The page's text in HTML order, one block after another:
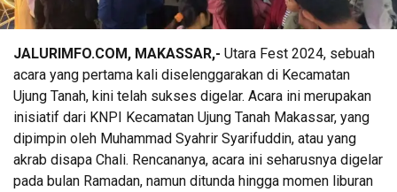
JALURIMFO.COM, MAKASSAR,- Utara Fest 2024, sebuah
acara yang pertama kali diselenggarakan di Kecamatan
Ujung Tanah, kini telah sukses digelar. Acara ini merupakan
inisiatif dari KNPI Kecamatan Ujung Tanah Makassar, yang
dipimpin oleh Muhammad Syahrir Syarifuddin, atau yang
akrab disapa Chali. Rencananya, acara ini seharusnya digelar
pada bulan Ramadan, namun ditunda hingga momen liburan